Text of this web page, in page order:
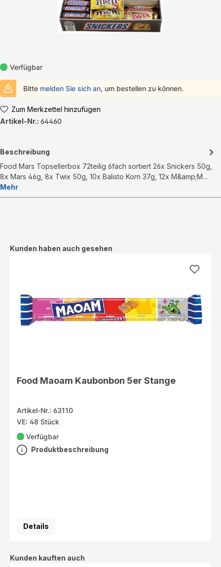
Verfügbar
Bitte melden Sie sich an, um bestellen zu können.
Zum Merkzettel hinzufügen
Artikel-Nr.: 64460
Beschreibung
Food Mars Topsellerbox 72teilig 6fach sortiert 26x Snickers 50g,
8x Mars 46g, 8x Twix 50g, 10x Balisto Korn 37g, 12x M&amp;M…
Mehr
Produktgalerie überspringen
Kunden haben auch gesehen
Food Maoam Kaubonbon 5er Stange
Artikel-Nr.: 63110
VE: 48 Stück
Verfügbar
Produktbeschreibung
Details
Produktgalerie überspringen
Kunden kauften auch